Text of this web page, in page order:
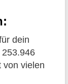
dein
von vielen